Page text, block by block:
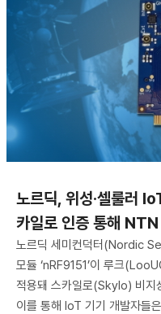
노르딕, 위성·셀룰러
카일로 인증 통해
노르딕 세미컨덕터(Nordic
모듈 ‘nRF9151’이 루크
적용돼 스카일로(Skylo) 비지
이를 통해 IoT 기기 개발자들